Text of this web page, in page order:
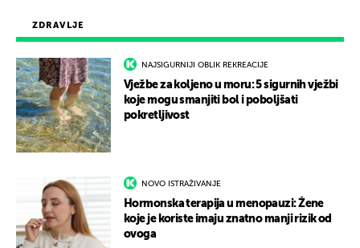
ZDRAVLJE
NAJSIGURNIJI OBLIK REKREACIJE
Vježbe za koljeno u moru: 5 sigurnih vježbi
koje mogu smanjiti bol i poboljšati
pokretljivost
NOVO ISTRAŽIVANJE
Hormonska terapija u menopauzi: Žene
koje je koriste imaju znatno manji rizik od
ovoga